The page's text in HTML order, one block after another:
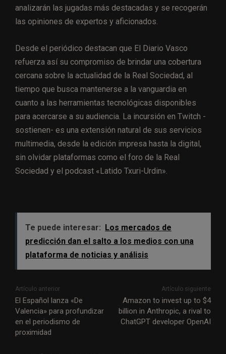
analizarán las jugadas más destacadas y se recogerán
las opiniones de expertos y aficionados.
Desde el periódico destacan que El Diario Vasco
refuerza así su compromiso de brindar una cobertura
cercana sobre la actualidad de la Real Sociedad, al
tiempo que busca mantenerse a la vanguardia en
cuanto a las herramientas tecnológicas disponibles
para acercarse a su audiencia. La incursión en Twitch -
sostienen- es una extensión natural de sus servicios
multimedia, desde la edición impresa hasta la digital,
sin olvidar plataformas como el foro de la Real
Sociedad y el podcast «Latido Txuri-Urdin».
Te puede interesar:
Los mercados de
predicción dan el salto a los medios con una
plataforma de noticias y análisis
Artículo anterior
El Español lanza «De
Valencia» para profundizar
en el periodismo de
proximidad
Artículo siguiente
Amazon to invest up to $4
billion in Anthropic, a rival to
ChatGPT developer OpenAI